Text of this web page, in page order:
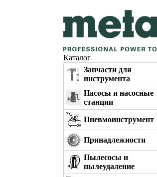
Каталог
Запчасти для
инструмента
Насосы и насосные
станции
Пневмоинструмент
Принадлежности
Пылесосы и
пылеудаление